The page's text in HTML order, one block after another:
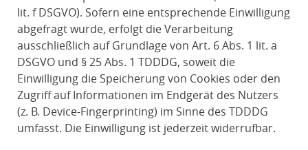
lit. f DSGVO). Sofern eine entsprechende Einwilligung
abgefragt wurde, erfolgt die Verarbeitung
ausschließlich auf Grundlage von Art. 6 Abs. 1 lit. a
DSGVO und § 25 Abs. 1 TDDDG, soweit die
Einwilligung die Speicherung von Cookies oder den
Zugriff auf Informationen im Endgerät des Nutzers
(z. B. Device-Fingerprinting) im Sinne des TDDDG
umfasst. Die Einwilligung ist jederzeit widerrufbar.